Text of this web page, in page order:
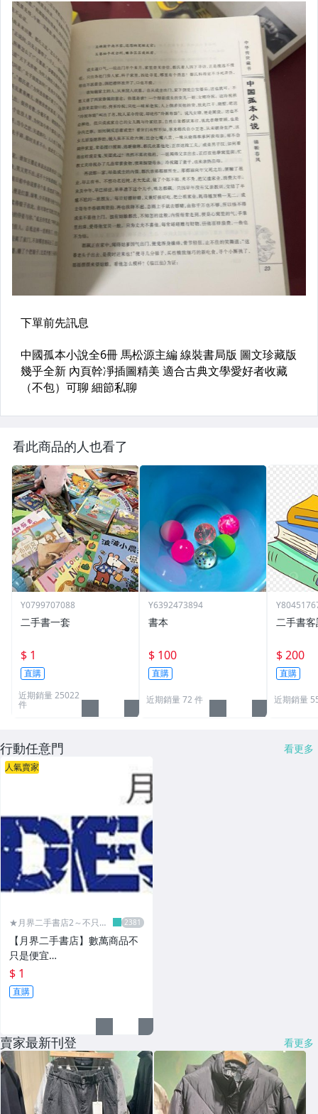
看此商品的人也看了
Y0799707088
二手書一套
$ 1
直購
近期銷量 25022
件
Y6392473894
書本
$ 100
直購
近期銷量 72 件
二手書
$ 200
直購
近期銷量
行動任意門 看更多
人氣賣家
★月界二手書店2～不只是
【月界二手書店】數萬商品不
只是便宜…
$ 1
直購
賣家最新刊登 看更多